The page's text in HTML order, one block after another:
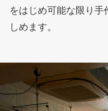
をはじめ可能な限り
しめます。